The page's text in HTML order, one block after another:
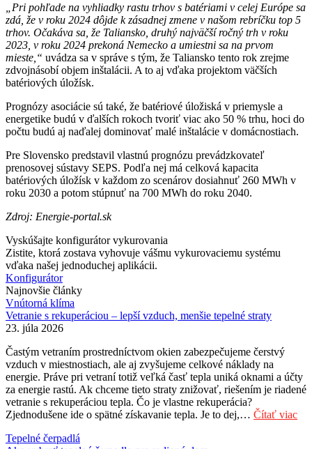
„Pri pohľade na vyhliadky rastu trhov s batériami v celej Európe sa
zdá, že v roku 2024 dôjde k zásadnej zmene v našom rebríčku top 5
trhov. Očakáva sa, že Taliansko, druhý najväčší ročný trh v roku
2023, v roku 2024 prekoná Nemecko a umiestni sa na prvom
mieste,“ uvádza sa v správe s tým, že Taliansko tento rok zrejme
zdvojnásobí objem inštalácii. A to aj vďaka projektom väčších
batériových úložísk.
Prognózy asociácie sú také, že batériové úložiská v priemysle a
energetike budú v ďalších rokoch tvoriť viac ako 50 % trhu, hoci do
počtu budú aj naďalej dominovať malé inštalácie v domácnostiach.
Pre Slovensko predstavil vlastnú prognózu prevádzkovateľ
prenosovej sústavy SEPS. Podľa nej má celková kapacita
batériových úložísk v každom zo scenárov dosiahnuť 260 MWh v
roku 2030 a potom stúpnuť na 700 MWh do roku 2040.
Zdroj: Energie-portal.sk
Vyskúšajte konfigurátor vykurovania
Zistite, ktorá zostava vyhovuje vášmu vykurovaciemu systému
vďaka našej jednoduchej aplikácii.
Konfigurátor
Najnovšie články
Vnútorná klíma
Vetranie s rekuperáciou – lepší vzduch, menšie tepelné straty
23. júla 2026
Častým vetraním prostredníctvom okien zabezpečujeme čerstvý
vzduch v miestnostiach, ale aj zvyšujeme celkové náklady na
energie. Práve pri vetraní totiž veľká časť tepla uniká oknami a účty
za energie rastú. Ak chceme tieto straty znižovať, riešením je riadené
vetranie s rekuperáciou tepla. Čo je vlastne rekuperácia?
Zjednodušene ide o spätné získavanie tepla. Je to dej,… Čítať viac
Tepelné čerpadlá